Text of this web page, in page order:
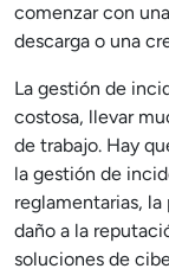
comenzar con
descarga o una
La gestión de
costosa, llevar
de trabajo. Hay
la gestión de
reglamentarias,
daño a la
soluciones de